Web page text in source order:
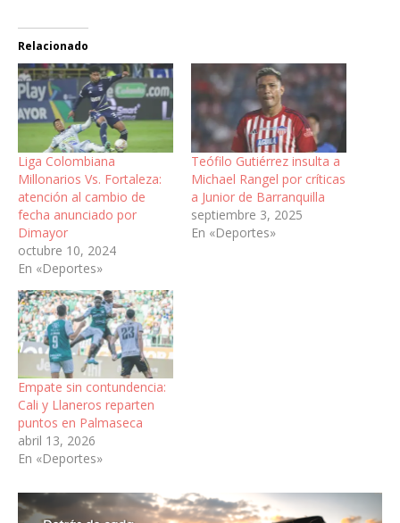
Relacionado
Liga Colombiana
Millonarios Vs. Fortaleza:
atención al cambio de
fecha anunciado por
Dimayor
octubre 10, 2024
En «Deportes»
Teófilo Gutiérrez insulta a
Michael Rangel por críticas
a Junior de Barranquilla
septiembre 3, 2025
En «Deportes»
Empate sin contundencia:
Cali y Llaneros reparten
puntos en Palmaseca
abril 13, 2026
En «Deportes»